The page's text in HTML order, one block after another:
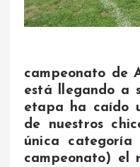
campeonato de
está llegando a
etapa ha caído
de nuestros
única categoría
campeonato) el